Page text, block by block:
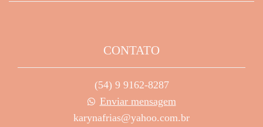
CONTATO
(54) 9 9162-8287
Enviar mensagem
karynafrias@yahoo.com.br